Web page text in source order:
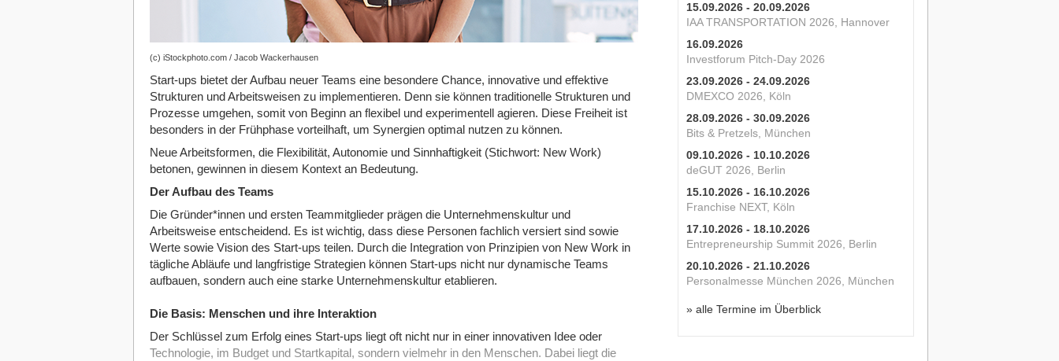
15.09.2026 - 20.09.2026
IAA TRANSPORTATION 2026, Hannover
16.09.2026
Investforum Pitch-Day 2026
23.09.2026 - 24.09.2026
DMEXCO 2026, Köln
28.09.2026 - 30.09.2026
Bits & Pretzels, München
09.10.2026 - 10.10.2026
deGUT 2026, Berlin
15.10.2026 - 16.10.2026
Franchise NEXT, Köln
17.10.2026 - 18.10.2026
Entrepreneurship Summit 2026, Berlin
20.10.2026 - 21.10.2026
Personalmesse München 2026, München
» alle Termine im Überblick
(c) iStockphoto.com / Jacob Wackerhausen
Start-ups bietet der Aufbau neuer Teams eine besondere Chance, innovative und effektive
Strukturen und Arbeitsweisen zu implementieren. Denn sie können traditionelle Strukturen und
Prozesse umgehen, somit von Beginn an flexibel und experimentell agieren. Diese Freiheit ist
besonders in der Frühphase vorteilhaft, um Synergien optimal nutzen zu können.
Neue Arbeitsformen, die Flexibilität, Autonomie und Sinnhaftigkeit (Stichwort: New Work)
betonen, gewinnen in diesem Kontext an Bedeutung.
Der Aufbau des Teams
Die Gründer*innen und ersten Teammitglieder prägen die Unternehmenskultur und
Arbeitsweise entscheidend. Es ist wichtig, dass diese Personen fachlich versiert sind sowie
Werte sowie Vision des Start-ups teilen. Durch die Integration von Prinzipien von New Work in
tägliche Abläufe und langfristige Strategien können Start-ups nicht nur dynamische Teams
aufbauen, sondern auch eine starke Unternehmenskultur etablieren.
Die Basis: Menschen und ihre Interaktion
Der Schlüssel zum Erfolg eines Start-ups liegt oft nicht nur in einer innovativen Idee oder
Technologie, im Budget und Start­kapital, sondern vielmehr in den Menschen. Dabei liegt die